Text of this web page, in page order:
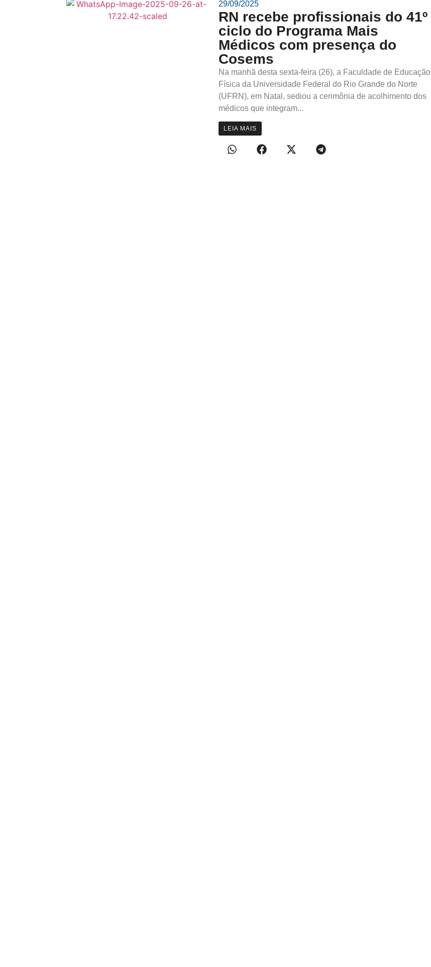
29/09/2025
RN recebe profissionais do 41º
ciclo do Programa Mais
Médicos com presença do
Cosems
Na manhã desta sexta-feira (26), a Faculdade de Educação
Física da Universidade Federal do Rio Grande do Norte
(UFRN), em Natal, sediou a cerimônia de acolhimento dos
médicos que integram...
LEIA MAIS